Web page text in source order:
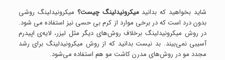
شاید بخواهید که بدانیدمیکرونیدلینگ چیست؟ میکرونیدلینگ روشی
بدون درد است که در برخی موارد از کرم بی حسی نیز استفاده می شود.
در روش میکرونیدلینگ برخلاف روش‌های دیگر مثل لیزر، لایه‌ی اپیدرم
آسیبی نمی‌بیند. بد نیست بدانید که از روش میکرونیدلینگ برای رشد
مجدد مو در روش‌های مدرن کاشت مو هم استفاده می‌شود.